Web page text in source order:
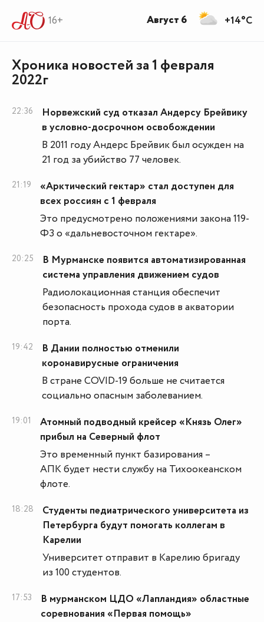
16+
Хроника новостей за 1 февраля
2022г
22:36
Норвежский суд отказал Андерсу Брейвику
в условно-досрочном освобождении
В 2011 году Андерс Брейвик был осужден на
21 год за убийство 77 человек.
21:19
«Арктический гектар» стал доступен для
всех россиян с 1 февраля
Это предусмотрено положениями закона 119-
ФЗ о «дальневосточном гектаре».
20:25
В Мурманске появится автоматизированная
система управления движением судов
Радиолокационная станция обеспечит
безопасность прохода судов в акватории
порта.
19:42
В Дании полностью отменили
коронавирусные ограничения
В стране COVID-19 больше не считается
социально опасным заболеванием.
19:01
Атомный подводный крейсер «Князь Олег»
прибыл на Северный флот
Это временный пункт базирования –
АПК будет нести службу на Тихоокеанском
флоте.
18:28
Студенты педиатрического университета из
Петербурга будут помогать коллегам в
Карелии
Университет отправит в Карелию бригаду
из 100 студентов.
17:53
В мурманском ЦДО «Лапландия» областные
соревнования «Первая помощь»
+14°C
Август 6